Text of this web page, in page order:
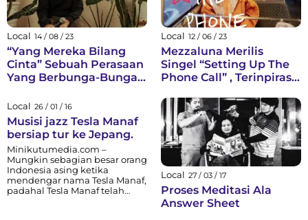
Local 14 / 08 / 23
“Yang Mereka Bilang
Cinta” Sebuah Perasaan
Yang Berbunga-Bunga
Local 12 / 06 / 23
Mezzaluna Merilis
Singel “Setting Up The
Phone Call” , Terinpirasi
“The Beatles”
Local 26 / 01 / 16
Musisi jazz Tesla Manaf
bersiap tur ke Jepang.
Minikutumedia.com –
Mungkin sebagian besar orang
Indonesia asing ketika
mendengar nama Tesla Manaf,
padahal Tesla Manaf telah
Local 27 / 03 / 17
Proses Meditasi Ala
Answer Sheet